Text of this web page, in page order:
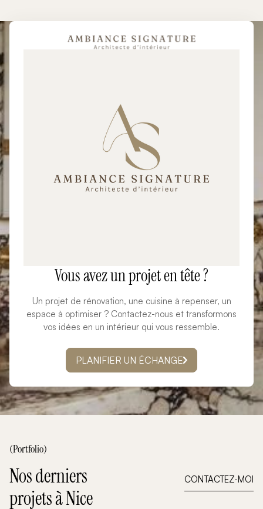
Vous avez un projet en tête ?
Un projet de rénovation, une cuisine à repenser, un
espace à optimiser ? Contactez-nous et transformons
vos idées en un intérieur qui vous ressemble.
PLANIFIER UN ÉCHANGE
(Portfolio)
Nos derniers
projets à Nice
CONTACTEZ-MOI